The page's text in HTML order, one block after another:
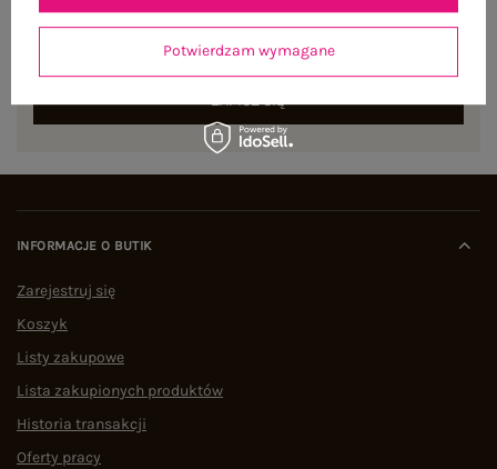
Zapisz się do naszego newslettera i otrzymaj 15% zniżki na
pierwsze zamówienie
ZAPISZ SIĘ
INFORMACJE O BUTIK
Zarejestruj się
Koszyk
Listy zakupowe
Lista zakupionych produktów
Historia transakcji
Oferty pracy
Potwierdzam wymagane